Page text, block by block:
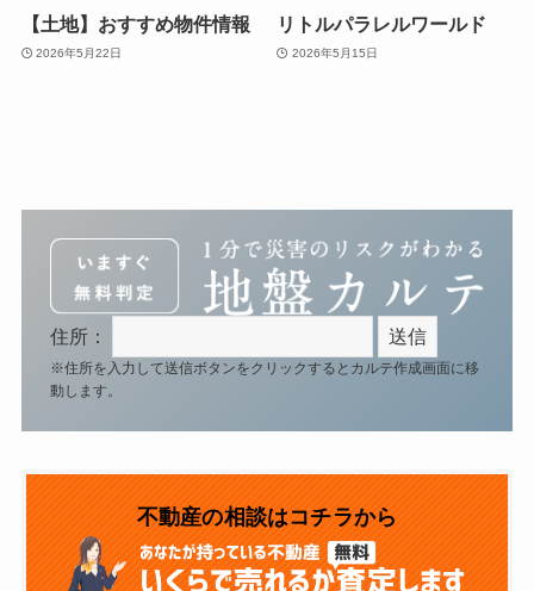
【土地】おすすめ物件情報
2026年5月22日
リトルパラレルワールド
2026年5月15日
住所：
※住所を入力して送信ボタンをクリックするとカルテ作成画面に移
動します。
不動産の相談はコチラから